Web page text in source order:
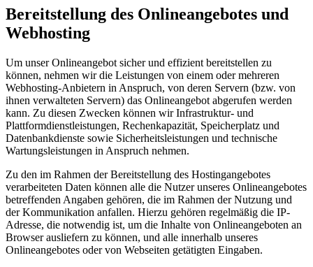
Bereitstellung des Onlineangebotes und
Webhosting
Um unser Onlineangebot sicher und effizient bereitstellen zu
können, nehmen wir die Leistungen von einem oder mehreren
Webhosting-Anbietern in Anspruch, von deren Servern (bzw. von
ihnen verwalteten Servern) das Onlineangebot abgerufen werden
kann. Zu diesen Zwecken können wir Infrastruktur- und
Plattformdienstleistungen, Rechenkapazität, Speicherplatz und
Datenbankdienste sowie Sicherheitsleistungen und technische
Wartungsleistungen in Anspruch nehmen.
Zu den im Rahmen der Bereitstellung des Hostingangebotes
verarbeiteten Daten können alle die Nutzer unseres Onlineangebotes
betreffenden Angaben gehören, die im Rahmen der Nutzung und
der Kommunikation anfallen. Hierzu gehören regelmäßig die IP-
Adresse, die notwendig ist, um die Inhalte von Onlineangeboten an
Browser ausliefern zu können, und alle innerhalb unseres
Onlineangebotes oder von Webseiten getätigten Eingaben.